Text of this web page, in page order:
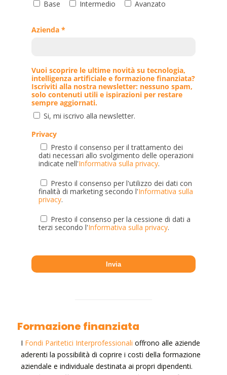
Base Intermedio Avanzato
Azienda *
Vuoi scoprire le ultime novità su tecnologia,
intelligenza artificiale e formazione finanziata?
Iscriviti alla nostra newsletter: nessuno spam,
solo contenuti utili e ispirazioni per restare
sempre aggiornati.
Si, mi iscrivo alla newsletter.
Privacy
Presto il consenso per il trattamento dei
dati necessari allo svolgimento delle operazioni
indicate nell'Informativa sulla privacy.
Presto il consenso per l'utilizzo dei dati con
finalità di marketing secondo l'Informativa sulla
privacy.
Presto il consenso per la cessione di dati a
terzi secondo l'Informativa sulla privacy.
Formazione finanziata
I Fondi Paritetici Interprofessionali offrono alle aziende
aderenti la possibilità di coprire i costi della formazione
aziendale e individuale destinata ai propri dipendenti.